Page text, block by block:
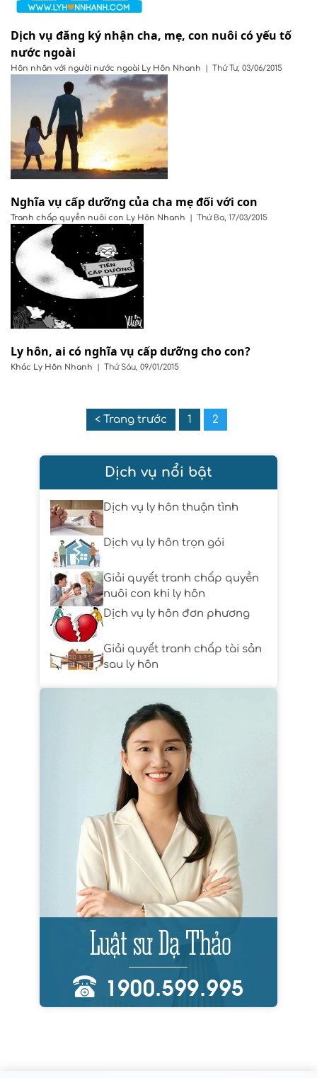
Dịch vụ đăng ký nhận cha, mẹ, con nuôi có yếu tố
nước ngoài
Hôn nhân với người nước ngoài Ly Hôn Nhanh | Thứ Tư, 03/06/2015
Nghĩa vụ cấp dưỡng của cha mẹ đối với con
Tranh chấp quyền nuôi con Ly Hôn Nhanh | Thứ Ba, 17/03/2015
Ly hôn, ai có nghĩa vụ cấp dưỡng cho con?
Khác Ly Hôn Nhanh | Thứ Sáu, 09/01/2015
< Trang trước 1 2
Dịch vụ nổi bật
Dịch vụ ly hôn thuận tình
Dịch vụ ly hôn trọn gói
Giải quyết tranh chấp quyền
nuôi con khi ly hôn
Dịch vụ ly hôn đơn phương
Giải quyết tranh chấp tài sản
sau ly hôn